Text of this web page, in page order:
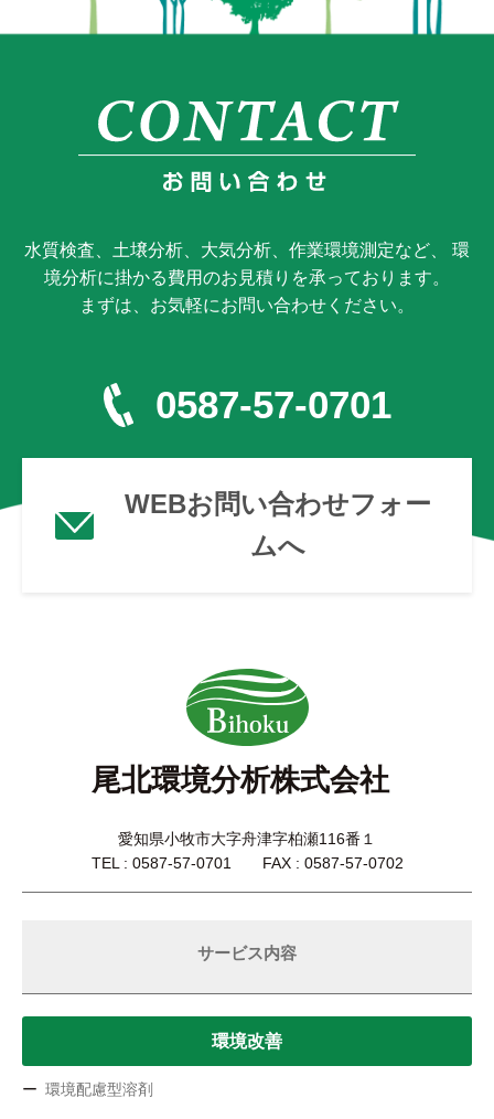
水質検査、土壌分析、大気分析、作業環境測定など、 環
境分析に掛かる費用のお見積りを承っております。
まずは、お気軽にお問い合わせください。
0587-57-0701
WEBお問い合わせフォー
ムへ
尾北環境分析株式会社
愛知県小牧市大字舟津字柏瀬116番１
TEL : 0587-57-0701 FAX : 0587-57-0702
サービス内容
環境改善
環境配慮型溶剤